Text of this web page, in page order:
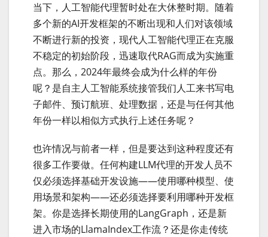
当下，人工智能代理暂时处在大休整时期。随着
多个新的AI开发框架的不断出现和人们对该领域
不断进行新的投资，现代人工智能代理正在克服
不稳定的初始阶段，迅速取代RAG而成为实施重
点。那么，2024年最终会成为什么样的年份
呢？是自主人工智能系统接管我们人工来书写电
子邮件、预订航班、处理数据，还是与任何其他
年份一样以相似方式执行上述任务呢？
也许情况与前者一样，但是要达到这种程度还有
很多工作要做。任何构建LLM代理的开发人员不
仅必须选择基础开发设施——使用哪种模型、使
用场景和架构——还必须选择要利用哪种开发框
架。你是选择长期使用的LangGraph，还是新
进入市场的LlamaIndex工作流？还是你走传统